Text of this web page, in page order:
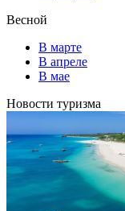
Весной
В марте
В апреле
В мае
Новости туризма